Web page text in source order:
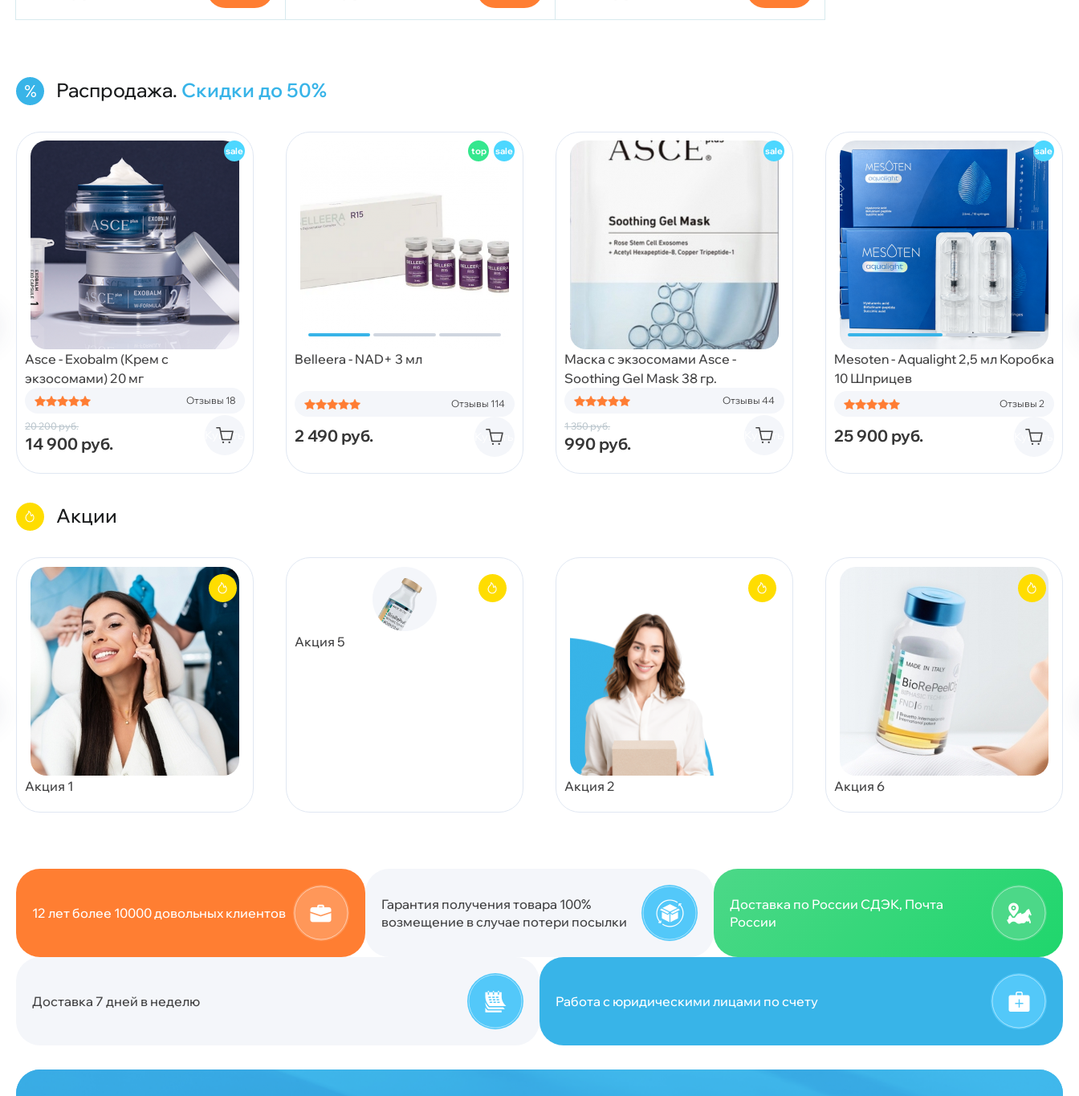
Распродажа. Скидки до 50%
Asce - Exobalm (Крем с
экзосомами) 20 мг
Отзывы 18
20 200руб.
14 900 руб. Купить
Belleera - NAD+ 3 мл
Отзывы 114
2 490 руб. Купить
Маска с экзосомами Asce -
Soothing Gel Mask 38 гр.
Отзывы 44
1 350руб.
990 руб. Купить
Mesoten - Aqualight 2,5 мл Коробка
10 Шприцев
Отзывы 2
25 900 руб. Купить
Акции
Акция 1
Акция 5
Акция 2 Акция 6
12 лет более 10000 довольных клиентов
Гарантия получения товара 100%
возмещение в случае потери посылки
Доставка по России СДЭК, Почта
России
Доставка 7 дней в неделю Работа с юридическими лицами по счету